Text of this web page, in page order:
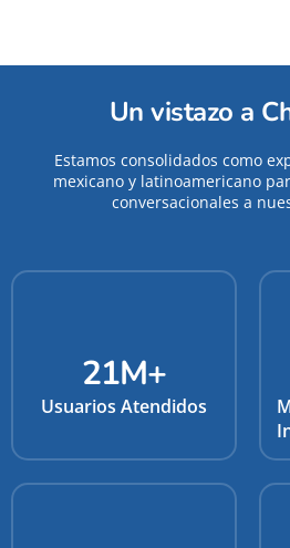
Un vistazo a
Estamos consolidados como
mexicano y latinoamericano
conversacionales a
Usuarios Atendidos
21M+